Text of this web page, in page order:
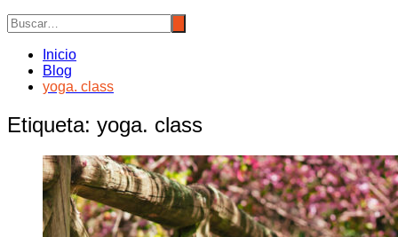
Inicio
Blog
yoga. class
Etiqueta: yoga. class